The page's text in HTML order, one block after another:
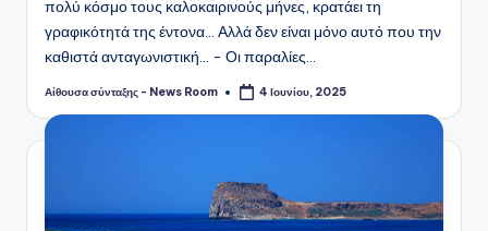
πολύ κόσμο τους καλοκαιρινούς μήνες, κρατάει τη
γραφικότητά της έντονα... Αλλά δεν είναι μόνο αυτό που την
καθιστά ανταγωνιστική... - Οι παραλίες…
Συγγραφέας:
Αίθουσα σύνταξης - News Room 4 Ιουνίου, 2025